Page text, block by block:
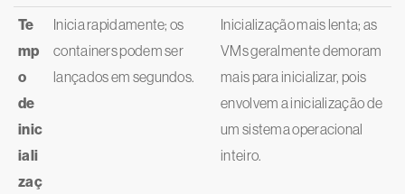
Te
mp
o
de
inic
iali
zaç
Inicia rapidamente; os
containers podem ser
lançados em segundos.
Inicialização mais lenta; as
VMs geralmente demoram
mais para inicializar, pois
envolvem a inicialização de
um sistema operacional
inteiro.